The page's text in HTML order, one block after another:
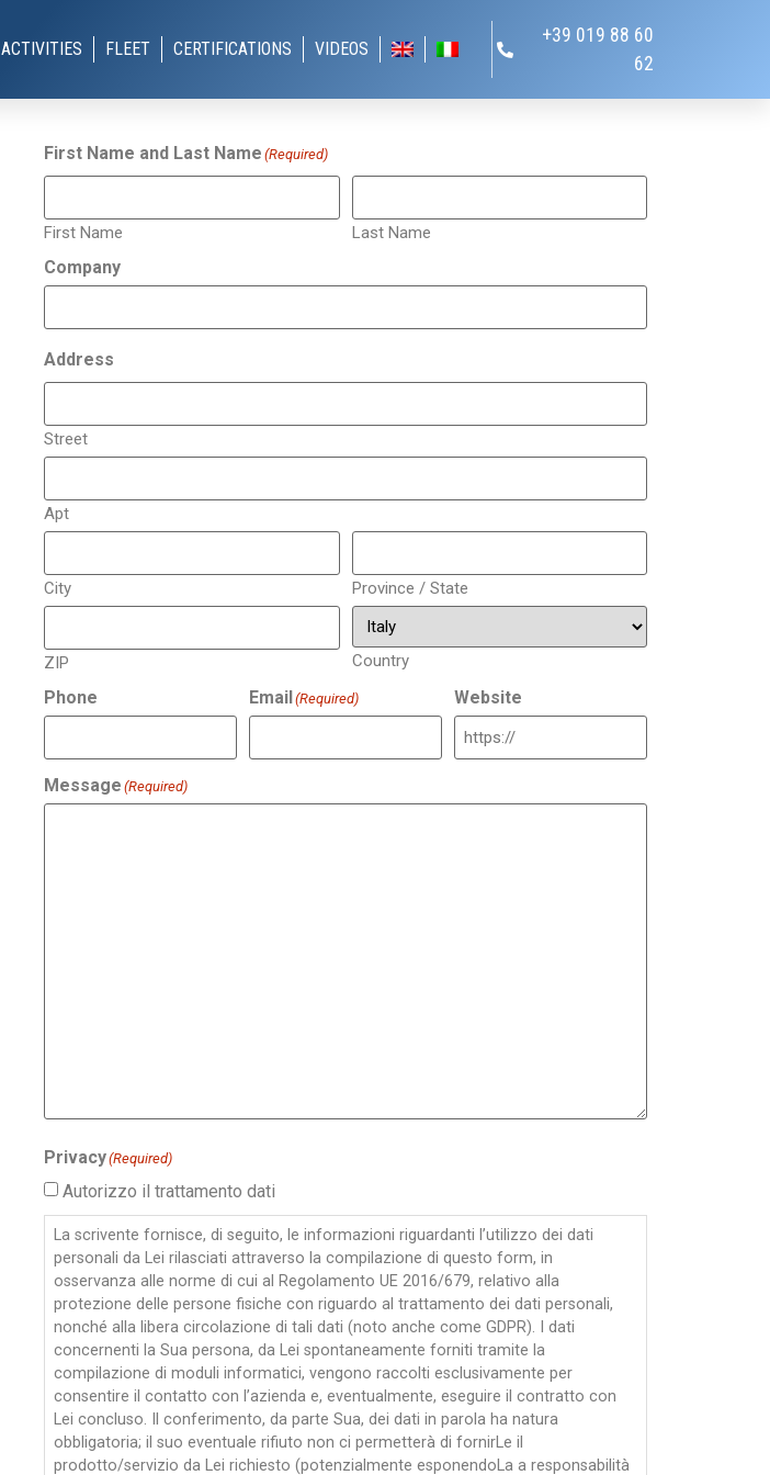
ACTIVITIES FLEET CERTIFICATIONS VIDEOS
+39 019 88 60
62
First Name and Last Name (Required)
First Name Last Name
Company
Address
Street
Apt
City Province / State
ZIP Country
Phone Email (Required) Website
Message (Required)
Privacy(Required)
Autorizzo il trattamento dati
La scrivente fornisce, di seguito, le informazioni riguardanti l’utilizzo dei dati
personali da Lei rilasciati attraverso la compilazione di questo form, in
osservanza alle norme di cui al Regolamento UE 2016/679, relativo alla
protezione delle persone fisiche con riguardo al trattamento dei dati personali,
nonché alla libera circolazione di tali dati (noto anche come GDPR). I dati
concernenti la Sua persona, da Lei spontaneamente forniti tramite la
compilazione di moduli informatici, vengono raccolti esclusivamente per
consentire il contatto con l’azienda e, eventualmente, eseguire il contratto con
Lei concluso. Il conferimento, da parte Sua, dei dati in parola ha natura
obbligatoria; il suo eventuale rifiuto non ci permetterà di fornirLe il
prodotto/servizio da Lei richiesto (potenzialmente esponendoLa a responsabilità